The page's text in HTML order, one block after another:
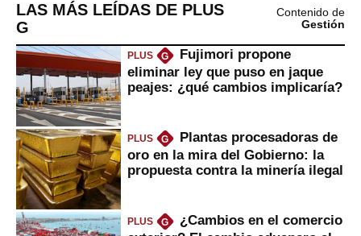
LAS MÁS LEÍDAS DE PLUS
G
Contenido de
Gestión
PLUS G
Fujimori propone
eliminar ley que puso en jaque
peajes: ¿qué cambios implicaría?
PLUS G
Plantas procesadoras de
oro en la mira del Gobierno: la
propuesta contra la minería ilegal
PLUS G
¿Cambios en el comercio